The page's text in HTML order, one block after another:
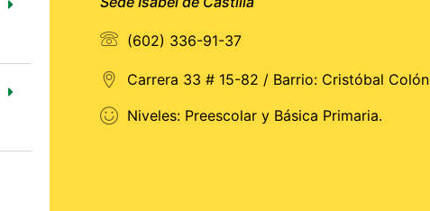
(602) 336-91-37
Carrera 33 # 15-82 / Barrio: Cristóbal Colón
Niveles: Preescolar y Básica Primaria.